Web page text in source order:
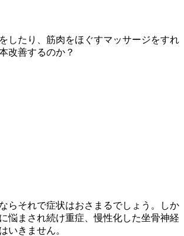
したり、筋肉をほぐすマッサージをすれ
改善するのか？
らそれで症状はおさまるでしょう。しか
悩まされ続け重症、慢性化した坐骨神経
いきません。